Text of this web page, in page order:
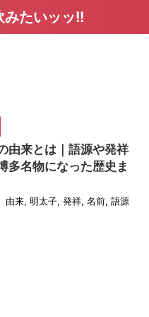
みたいッッ!!
由来とは｜語源や発祥
多名物になった歴史ま
由来, 明太子, 発祥, 名前, 語源